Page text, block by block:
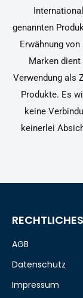
genannten
Erwähnung
Marken
Verwendung als
Produkte. Es
keine
keinerlei
RECHTLICHES
AGB
Datenschutz
Impressum